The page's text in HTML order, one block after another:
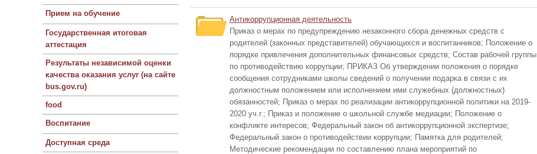
Прием на обучение
Государственная итоговая
аттестация
Результаты независимой оценки
качества оказания услуг (на сайте
bus.gov.ru)
food
Воспитание
Доступная среда
Антикоррупционная деятельность
Приказ о мерах по предупреждению незаконного сбора денежных средств с
родителей (законных представителей) обучающихся и воспитанников; Положение о
порядке привлечения дополнительных финансовых средств; Состав рабочей группы
по противодействию коррупции; ПРИКАЗ Об утверждении положения о порядке
сообщения сотрудниками школы сведений о получении подарка в связи с их
должностным положением или исполнением ими служебных (должностных)
обязанностей; Приказ о мерах по реализации антикоррупционной политики на 2019-
2020 уч.г.; Приказ и положение о школьной службе медиации; Положение о
конфликте интересов; Федеральный закон об антикоррупционной экспертизе;
Федеральный закон о противодействии коррупции; Памятка для родителей;
Методические рекомендации по составлению плана мероприятий по